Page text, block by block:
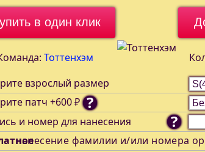
в один клик
Тоттенхэм
взрослый размер
?
патч +600 ₽
и номер для нанесения
?
нанесение фамилии и/или номера